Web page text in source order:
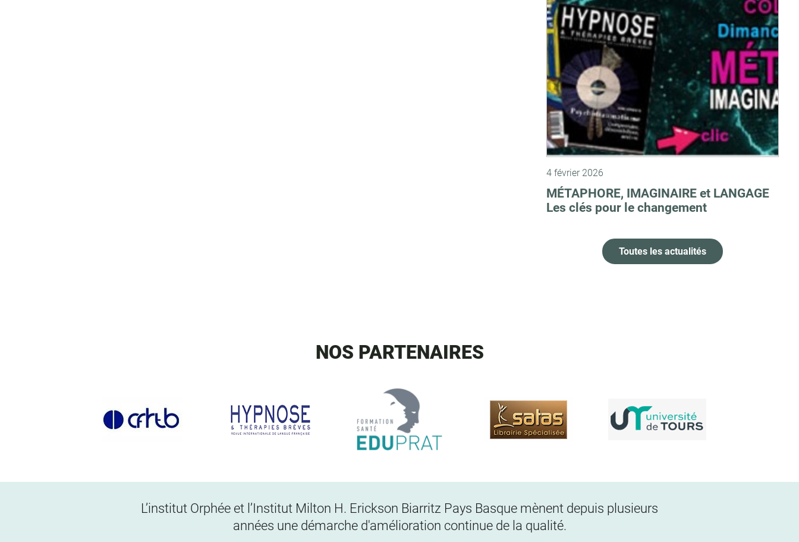
4 février 2026
MÉTAPHORE, IMAGINAIRE et LANGAGE
Les clés pour le changement
Toutes les actualités
NOS PARTENAIRES
L’institut Orphée et l’Institut Milton H. Erickson Biarritz Pays Basque mènent depuis plusieurs
années une démarche d'amélioration continue de la qualité.